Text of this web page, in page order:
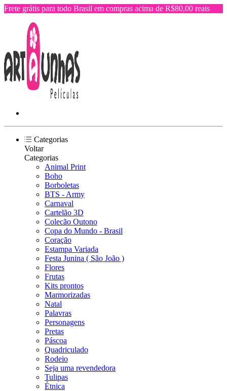
Frete grátis para todo Brasil em compras acima de R$80,00 reais
Categorias
Voltar
Categorias
Animal Print
Boho
Borboletas
BTS - Army
Carnaval
Cartelão 3D
Colecão Outono
Copa do Mundo - Brasil
Coração
Estampa Variada
Festa Junina ( São João )
Flores
Frutas
Kits prontos
Marmorizadas
Natal
Palavras
Personagens
Pretas
Páscoa
Quadriculado
Rodeio
Seja uma revendedora
Tulipas
Étnica